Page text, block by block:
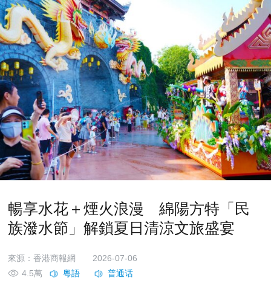
暢享水花＋煙火浪漫 綿陽方特「民
族潑水節」解鎖夏日清涼文旅盛宴
來源：香港商報網
2026-07-06
4.5萬